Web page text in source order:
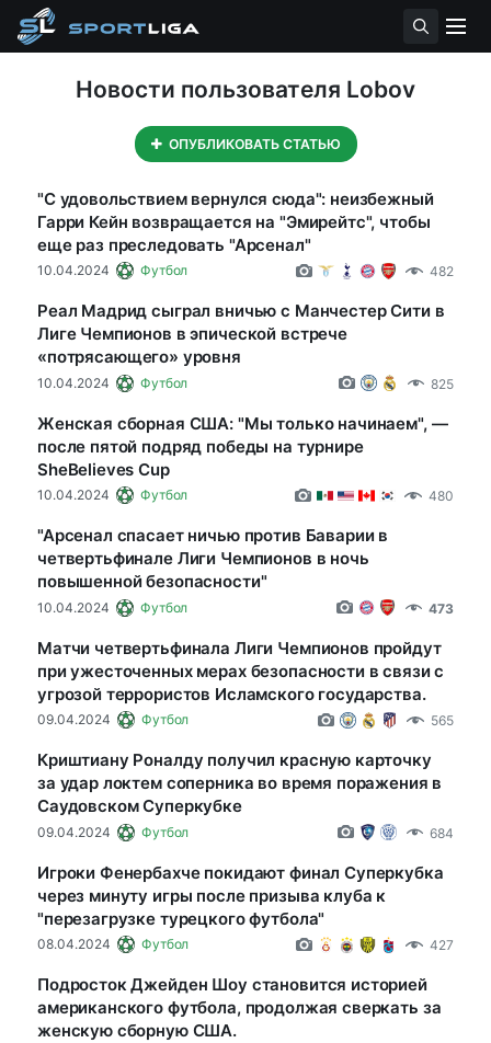
Новости пользователя Lobov
ОПУБЛИКОВАТЬ СТАТЬЮ
"С удовольствием вернулся сюда": неизбежный
Гарри Кейн возвращается на "Эмирейтс", чтобы
еще раз преследовать "Арсенал"
10.04.2024 Футбол 482
Реал Мадрид сыграл вничью с Манчестер Сити в
Лиге Чемпионов в эпической встрече
«потрясающего» уровня
10.04.2024 Футбол 825
Женская сборная США: "Мы только начинаем", —
после пятой подряд победы на турнире
SheBelieves Cup
10.04.2024 Футбол 480
"Арсенал спасает ничью против Баварии в
четвертьфинале Лиги Чемпионов в ночь
повышенной безопасности"
10.04.2024 Футбол 473
Матчи четвертьфинала Лиги Чемпионов пройдут
при ужесточенных мерах безопасности в связи с
угрозой террористов Исламского государства.
09.04.2024 Футбол 565
Криштиану Роналду получил красную карточку
за удар локтем соперника во время поражения в
Саудовском Суперкубке
09.04.2024 Футбол 684
Игроки Фенербахче покидают финал Суперкубка
через минуту игры после призыва клуба к
"перезагрузке турецкого футбола"
08.04.2024 Футбол 427
Подросток Джейден Шоу становится историей
американского футбола, продолжая сверкать за
женскую сборную США.